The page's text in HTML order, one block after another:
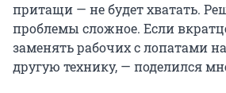
притащи — не будет хватать.
проблемы сложное. Если
заменять рабочих с лопатами
другую технику, — поделился